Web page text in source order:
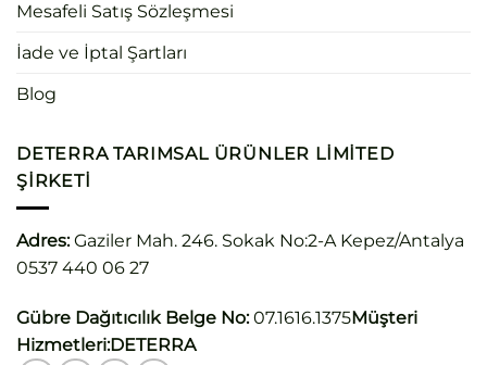
Mesafeli Satış Sözleşmesi
İade ve İptal Şartları
Blog
DETERRA TARIMSAL ÜRÜNLER LIMITED
ŞIRKETI
Adres:Gaziler Mah. 246. Sokak No:2-A Kepez/Antalya
0537 440 06 27
Gübre Dağıtıcılık Belge No:07.1616.1375Müşteri
Hizmetleri:DETERRA